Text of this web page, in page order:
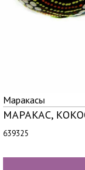
Маракасы
МАРАКАС,
639325